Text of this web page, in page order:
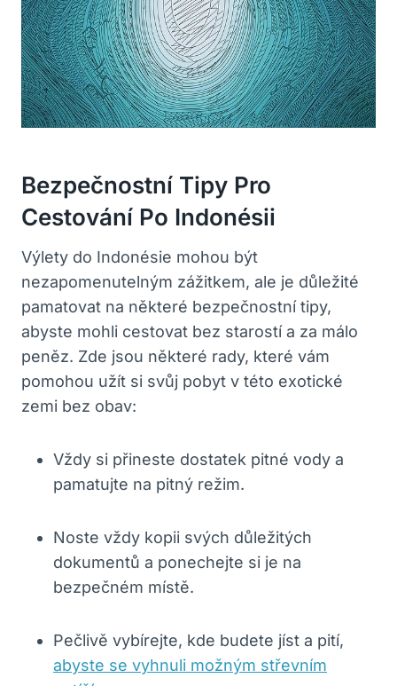
Bezpečnostní Tipy Pro
Cestování Po Indonésii
Výlety do Indonésie mohou být
nezapomenutelným zážitkem, ale je důležité
pamatovat na některé bezpečnostní tipy,
abyste mohli cestovat bez starostí a za málo
peněz. Zde jsou některé rady, které vám
pomohou užít si svůj pobyt v této exotické
zemi bez obav:
Vždy si přineste dostatek pitné vody a
pamatujte na pitný režim.
Noste vždy kopii svých důležitých
dokumentů a ponechejte si je na
bezpečném místě.
Pečlivě vybírejte, kde budete jíst a pití,
abyste se vyhnuli možným střevním